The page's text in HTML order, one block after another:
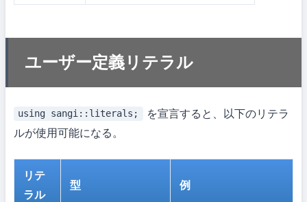
ユーザー定義リテラル
using sangi::literals;
を宣言すると、以下のリテラ
ルが使用可能になる。
リテ
ラル
型 例